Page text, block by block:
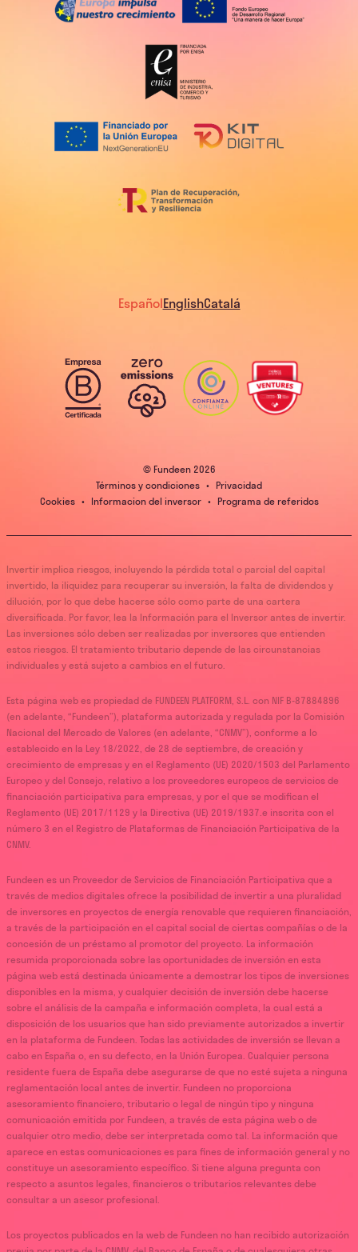
EspañolEnglishCatalá
© Fundeen 2026
Términos y condiciones • Privacidad
Cookies • Informacion del inversor • Programa de referidos
Invertir implica riesgos, incluyendo la pérdida total o parcial del capital
invertido, la iliquidez para recuperar su inversión, la falta de dividendos y
dilución, por lo que debe hacerse sólo como parte de una cartera
diversificada. Por favor, lea la Información para el Inversor antes de invertir.
Las inversiones sólo deben ser realizadas por inversores que entienden
estos riesgos. El tratamiento tributario depende de las circunstancias
individuales y está sujeto a cambios en el futuro.
Esta página web es propiedad de FUNDEEN PLATFORM, S.L. con NIF B-87884896
(en adelante, “Fundeen”), plataforma autorizada y regulada por la Comisión
Nacional del Mercado de Valores (en adelante, “CNMV”), conforme a lo
establecido en la Ley 18/2022, de 28 de septiembre, de creación y
crecimiento de empresas y en el Reglamento (UE) 2020/1503 del Parlamento
Europeo y del Consejo, relativo a los proveedores europeos de servicios de
financiación participativa para empresas, y por el que se modifican el
Reglamento (UE) 2017/1129 y la Directiva (UE) 2019/1937.e inscrita con el
número 3 en el Registro de Plataformas de Financiación Participativa de la
CNMV.
Fundeen es un Proveedor de Servicios de Financiación Participativa que a
través de medios digitales ofrece la posibilidad de invertir a una pluralidad
de inversores en proyectos de energía renovable que requieren financiación,
a través de la participación en el capital social de ciertas compañías o de la
concesión de un préstamo al promotor del proyecto. La información
resumida proporcionada sobre las oportunidades de inversión en esta
página web está destinada únicamente a demostrar los tipos de inversiones
disponibles en la misma, y cualquier decisión de inversión debe hacerse
sobre el análisis de la campaña e información completa, la cual está a
disposición de los usuarios que han sido previamente autorizados a invertir
en la plataforma de Fundeen. Todas las actividades de inversión se llevan a
cabo en España o, en su defecto, en la Unión Europea. Cualquier persona
residente fuera de España debe asegurarse de que no esté sujeta a ninguna
reglamentación local antes de invertir. Fundeen no proporciona
asesoramiento financiero, tributario o legal de ningún tipo y ninguna
comunicación emitida por Fundeen, a través de esta página web o de
cualquier otro medio, debe ser interpretada como tal. La información que
aparece en estas comunicaciones es para fines de información general y no
constituye un asesoramiento específico. Si tiene alguna pregunta con
respecto a asuntos legales, financieros o tributarios relevantes debe
consultar a un asesor profesional.
Los proyectos publicados en la web de Fundeen no han recibido autorización